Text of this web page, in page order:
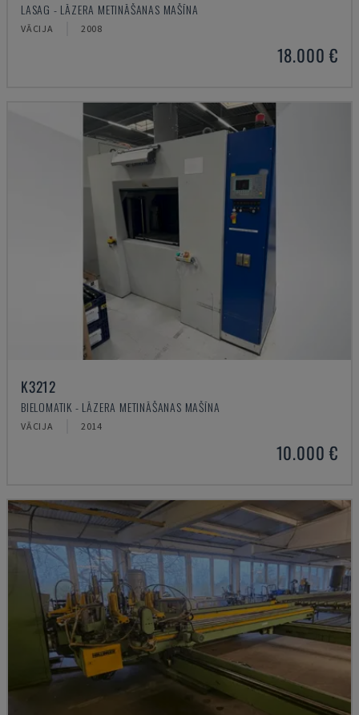
LASAG - LĀZERA METINĀŠANAS MAŠĪNA
VĀCIJA 2008
18.000 €
K3212
BIELOMATIK - LĀZERA METINĀŠANAS MAŠĪNA
VĀCIJA 2014
10.000 €